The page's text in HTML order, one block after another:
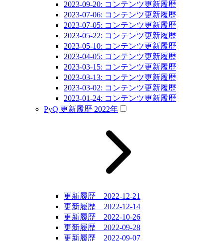
2023-09-20: コンテンツ更新履歴
2023-07-06: コンテンツ更新履歴
2023-07-05: コンテンツ更新履歴
2023-05-22: コンテンツ更新履歴
2023-05-10: コンテンツ更新履歴
2023-04-05: コンテンツ更新履歴
2023-03-15: コンテンツ更新履歴
2023-03-13: コンテンツ更新履歴
2023-03-02: コンテンツ更新履歴
2023-01-24: コンテンツ更新履歴
PyQ 更新履歴 2022年
更新履歴 2022-12-21
更新履歴 2022-12-14
更新履歴 2022-10-26
更新履歴 2022-09-28
更新履歴 2022-09-07